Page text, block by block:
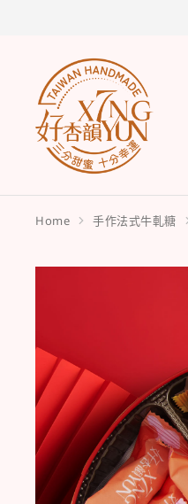
You are here:
Home 手作法式牛軋糖